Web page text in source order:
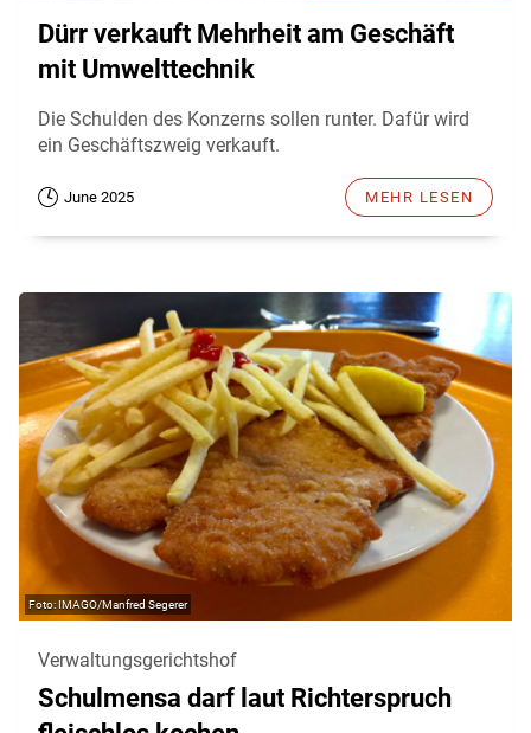
Dürr verkauft Mehrheit am Geschäft
mit Umwelttechnik
Die Schulden des Konzerns sollen runter. Dafür wird
ein Geschäftszweig verkauft.
June 2025 MEHR LESEN
IMAGO/Manfred Segerer
Verwaltungsgerichtshof
Schulmensa darf laut Richterspruch